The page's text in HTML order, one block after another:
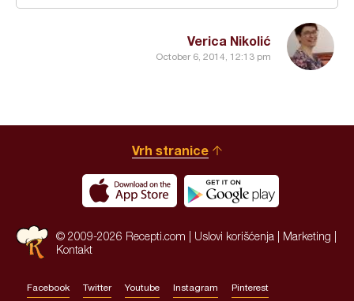
Verica Nikolić
October 6, 2014, 12:13 pm
Vrh stranice
© 2009-2026 Recepti.com | Uslovi korišćenja Marketing
Kontakt
Facebook Twitter Youtube Instagram Pinterest